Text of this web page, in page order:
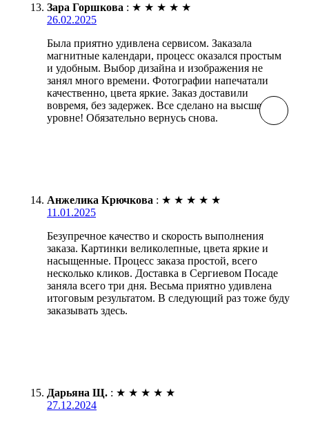
Зара Горшкова : ★ ★ ★ ★ ★
26.02.2025
Была приятно удивлена сервисом. Заказала
магнитные календари, процесс оказался простым
и удобным. Выбор дизайна и изображения не
занял много времени. Фотографии напечатали
качественно, цвета яркие. Заказ доставили
вовремя, без задержек. Все сделано на высшем
уровне! Обязательно вернусь снова.
Анжелика Крючкова : ★ ★ ★ ★ ★
11.01.2025
Безупречное качество и скорость выполнения
заказа. Картинки великолепные, цвета яркие и
насыщенные. Процесс заказа простой, всего
несколько кликов. Доставка в Сергиевом Посаде
заняла всего три дня. Весьма приятно удивлена
итоговым результатом. В следующий раз тоже буду
заказывать здесь.
Дарьяна Щ. : ★ ★ ★ ★ ★
27.12.2024